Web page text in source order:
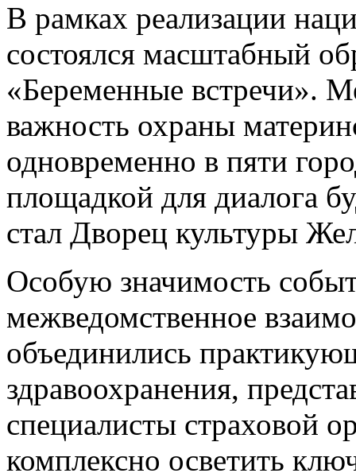
В рамках реализации
состоялся масштабный
«Беременные встречи».
важность охраны
одновременно в пяти
площадкой для диалога
стал Дворец культуры
Особую значимость
межведомственное
объединились
здравоохранения,
специалисты страховой
комплексно осветить